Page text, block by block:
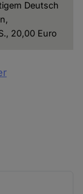
Deutsch
20,00 Euro